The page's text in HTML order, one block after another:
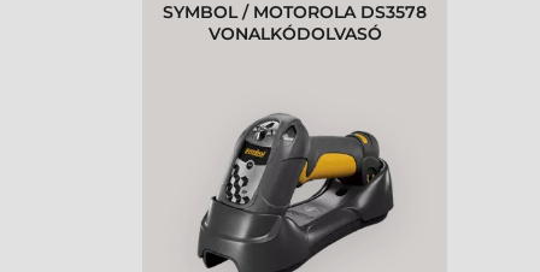
SYMBOL / MOTOROLA DS3578
VONALKÓDOLVASÓ